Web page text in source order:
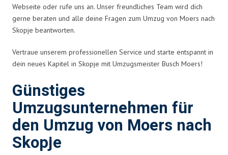
Webseite oder rufe uns an. Unser freundliches Team wird dich
gerne beraten und alle deine Fragen zum Umzug von Moers nach
Skopje beantworten.
Vertraue unserem professionellen Service und starte entspannt in
dein neues Kapitel in Skopje mit Umzugsmeister Busch Moers!
Günstiges
Umzugsunternehmen für
den Umzug von Moers nach
Skopje